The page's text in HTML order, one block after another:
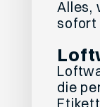
Alles,
sofort
die